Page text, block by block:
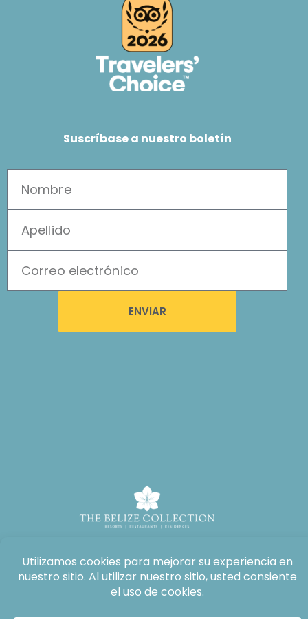
Suscríbase a nuestro boletín
ENVIAR
Todos los derechos reservados: The Lodge at Jaguar Reef, 2026®.